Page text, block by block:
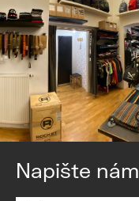
Napište nám